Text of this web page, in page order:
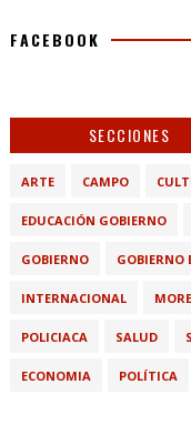
FACEBOOK
SECCIONES
ARTE CAMPO
EDUCACIÓN GOBIERNO
GOBIERNO GOBIERNO
INTERNACIONAL
POLICIACA SALUD
ECONOMIA POLÍTICA